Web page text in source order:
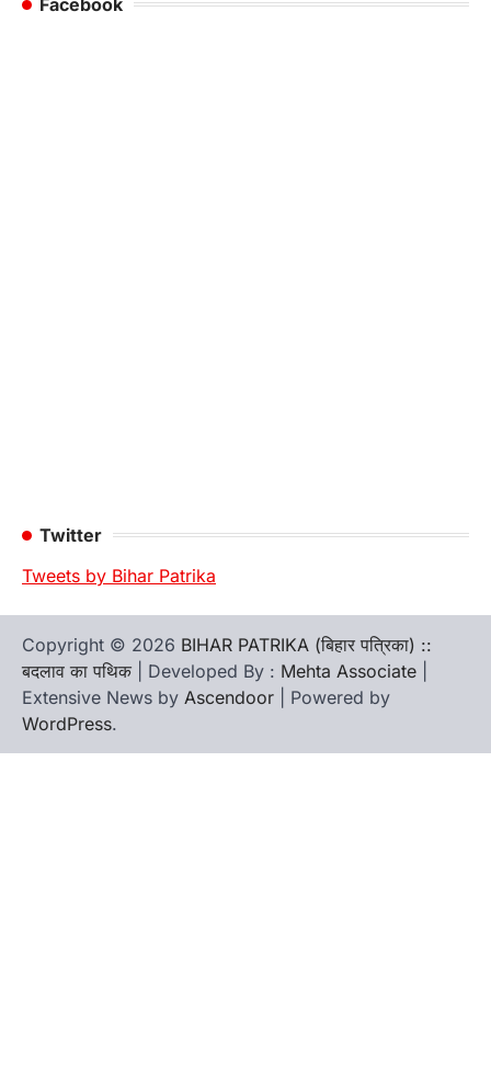
Twitter
Tweets by Bihar Patrika
Copyright © 2026 BIHAR PATRIKA (बिहार पत्रिका) ::
बदलाव का पथिक | Developed By : Mehta Associate
Extensive News by Ascendoor | Powered by
WordPress.